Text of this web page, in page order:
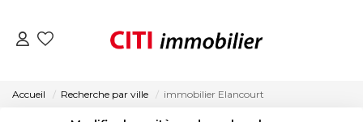
Accueil Recherche par ville immobilier Elancourt